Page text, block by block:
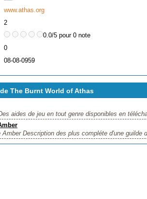
www.athas.org
2
0.0/5 pour 0 note
0
08-08-0959
The Burnt World of Athas
aides de jeu en tout genre disponibles en
Description des plus compléte d'une guilde